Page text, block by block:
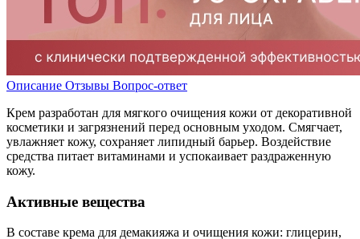
Описание Отзывы Вопрос-ответ
Крем разработан для мягкого очищения кожи от декоративной
косметики и загрязнений перед основным уходом. Смягчает,
увлажняет кожу, сохраняет липидный барьер. Воздействие
средства питает витаминами и успокаивает раздраженную
кожу.
Активные вещества
В составе крема для демакияжа и очищения кожи: глицерин,